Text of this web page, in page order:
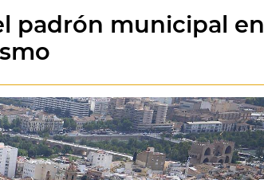
padrón municipal en